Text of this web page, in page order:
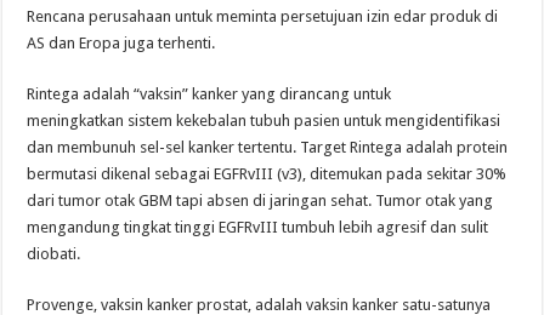
Rencana perusahaan untuk meminta persetujuan izin edar produk di
AS dan Eropa juga terhenti.
Rintega adalah “vaksin” kanker yang dirancang untuk
meningkatkan sistem kekebalan tubuh pasien untuk mengidentifikasi
dan membunuh sel-sel kanker tertentu. Target Rintega adalah protein
bermutasi dikenal sebagai EGFRvIII (v3), ditemukan pada sekitar 30%
dari tumor otak GBM tapi absen di jaringan sehat. Tumor otak yang
mengandung tingkat tinggi EGFRvIII tumbuh lebih agresif dan sulit
diobati.
Provenge, vaksin kanker prostat, adalah vaksin kanker satu-satunya